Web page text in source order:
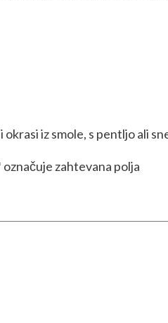
iz smole, s pentljo ali
označuje zahtevana polja